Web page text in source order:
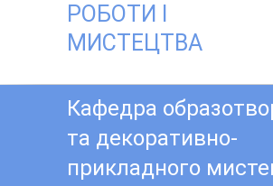
РОБОТИ І
МИСТЕЦТВА
Кафедра
та декоративно-
прикладного